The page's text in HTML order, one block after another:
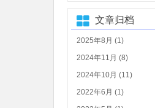
文章归档
2025年8月 (1)
2024年11月 (8)
2024年10月 (11)
2022年6月 (1)